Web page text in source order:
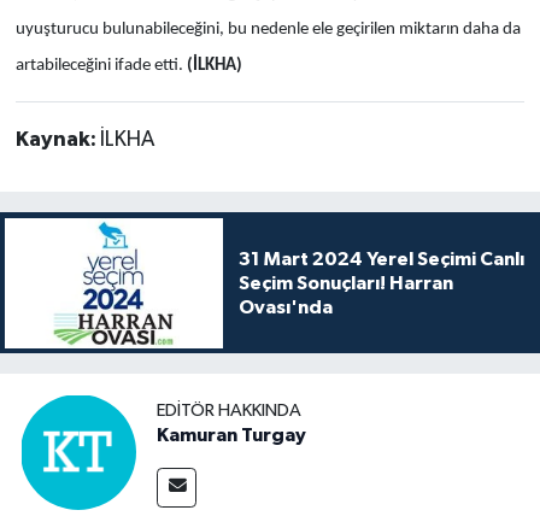
uyuşturucu bulunabileceğini, bu nedenle ele geçirilen miktarın daha da
artabileceğini ifade etti. (İLKHA)
Kaynak: İLKHA
31 Mart 2024 Yerel Seçimi Canlı
Seçim Sonuçları! Harran
Ovası'nda
EDITÖR HAKKINDA
Kamuran Turgay